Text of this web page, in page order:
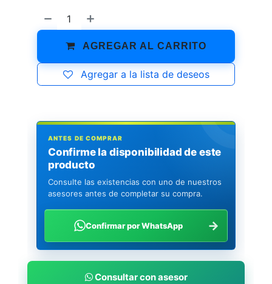
AGREGAR AL CARRITO
Agregar a la lista de deseos
ANTES DE COMPRAR
Confirme la disponibilidad de este
producto
Consulte las existencias con uno de nuestros
asesores antes de completar su compra.
Confirmar por WhatsApp →
Consultar con asesor